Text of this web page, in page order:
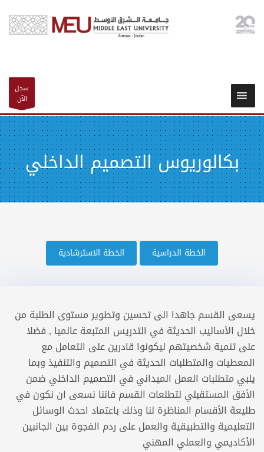
سجل
الآن
بكالوريوس التصميم الداخلي
الخطة الدراسية الخطة الاسترشادية
يسعى القسم جاهدا الى تحسين وتطوير مستوى الطلبة من
خلال الأساليب الحديثة في التدريس المتبعة عالميا , فضلا
على تنمية شخصيتهم ليكونوا قادرين على التعامل مع
المعطيات والمتطلبات الحديثة في التصميم والتنفيذ وبما
يلبي متطلبات العمل الميداني في التصميم الداخلي ضمن
الأفق المستقبلي لتطلعات القسم فاننا نسعى ان نكون في
طليعة الأقسام المناظرة لنا وذلك باعتماد احدث الوسائل
التعليمية والتطبيقية والعمل على ردم الفجوة بين الجانبين
الأكاديمي والعملي المهني